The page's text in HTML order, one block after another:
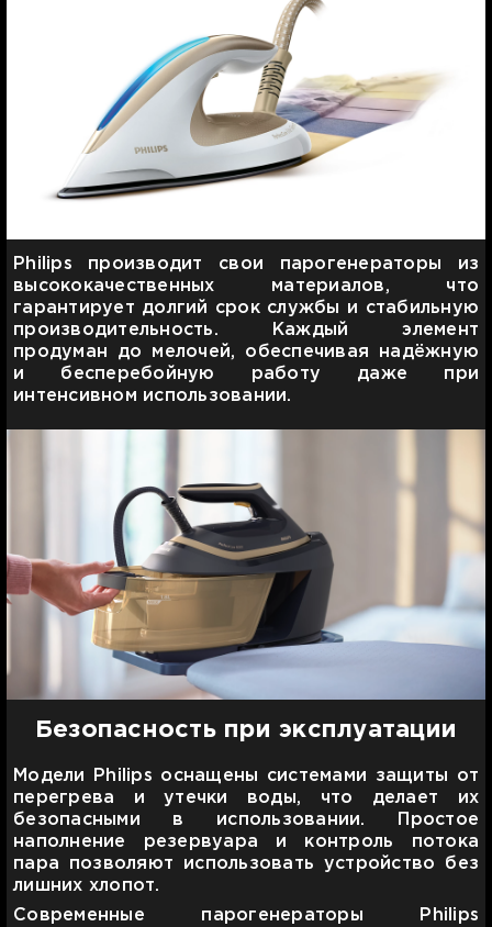
Philips производит свои парогенераторы из
высококачественных материалов, что
гарантирует долгий срок службы и стабильную
производительность. Каждый элемент
продуман до мелочей, обеспечивая надёжную
и бесперебойную работу даже при
интенсивном использовании.
Безопасность при эксплуатации
Модели Philips оснащены системами защиты от
перегрева и утечки воды, что делает их
безопасными в использовании. Простое
наполнение резервуара и контроль потока
пара позволяют использовать устройство без
лишних хлопот.
Современные парогенераторы Philips